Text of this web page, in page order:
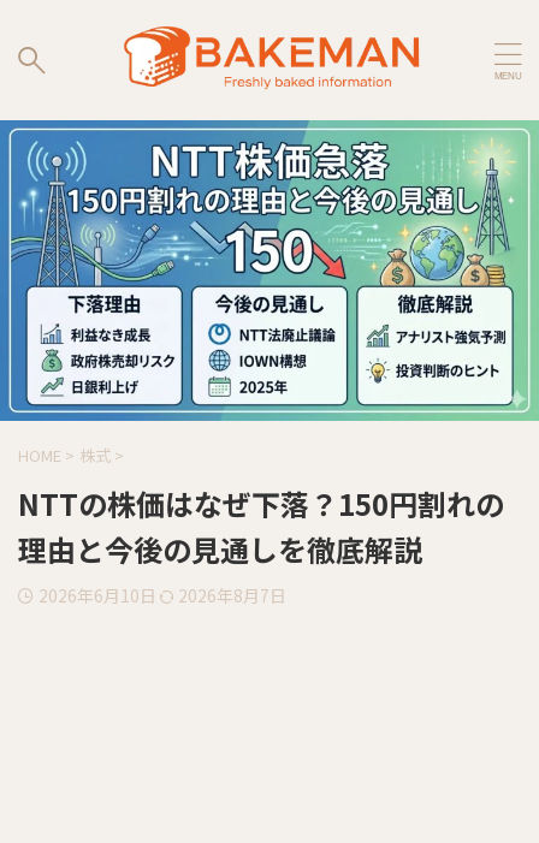
HOME > 株式 >
NTTの株価はなぜ下落？150円割れの
理由と今後の見通しを徹底解説
2026年6月10日 2026年8月7日